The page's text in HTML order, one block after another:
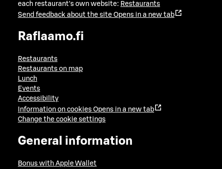
each restaurant's own website: Restaurants
Send feedback about the site Opens in a new tab
Raflaamo.fi
Restaurants
Restaurants on map
Lunch
Events
Accessibility
Information on cookies Opens in a new tab
Change the cookie settings
General information
Bonus with Apple Wallet